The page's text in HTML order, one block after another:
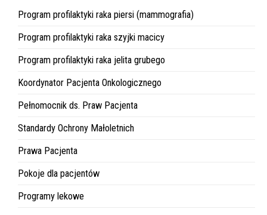
Program profilaktyki raka piersi (mammografia)
Program profilaktyki raka szyjki macicy
Program profilaktyki raka jelita grubego
Koordynator Pacjenta Onkologicznego
Pełnomocnik ds. Praw Pacjenta
Standardy Ochrony Małoletnich
Prawa Pacjenta
Pokoje dla pacjentów
Programy lekowe